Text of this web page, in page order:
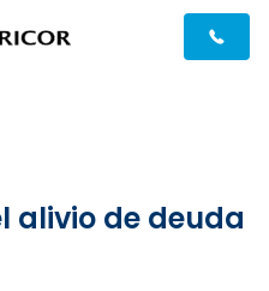
alivio de deuda